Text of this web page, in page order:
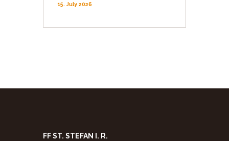
15. July 2026
FF ST. STEFAN I. R.